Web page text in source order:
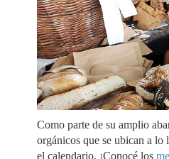
Como parte de su amplio
orgánicos que se ubican a lo
el calendario. ¡Conocé los